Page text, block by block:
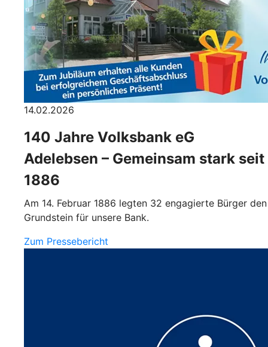
14.02.2026
140 Jahre Volksbank eG
Adelebsen – Gemeinsam stark seit
1886
Am 14. Februar 1886 legten 32 engagierte Bürger den
Grundstein für unsere Bank.
Zum Pressebericht